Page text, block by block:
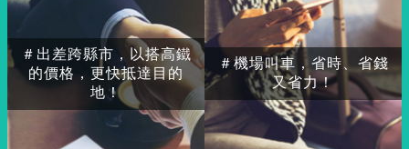
＃出差跨縣市，以搭高鐵
的價格，更快抵達目的
地！
＃機場叫車，省時、省錢
又省力！